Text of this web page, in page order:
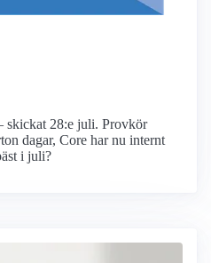
skickat 28:e juli. Provkör
dagar, Core har nu internt
i juli?